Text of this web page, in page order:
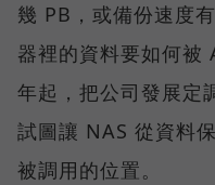
幾 PB，或備份速度
器裡的資料要如何被
年起，把公司發展定
試圖讓 NAS 從資料
被調用的位置。